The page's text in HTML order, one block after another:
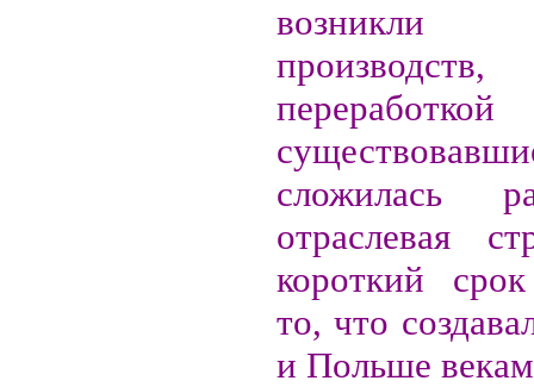
возникли
сложилась
отраслевая
короткий
то, что
и Польше